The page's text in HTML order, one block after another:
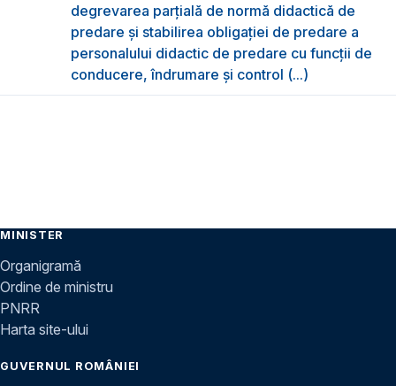
degrevarea parțială de normă didactică de
predare şi stabilirea obligaţiei de predare a
personalului didactic de predare cu funcții de
conducere, îndrumare și control (...)
MINISTER
Organigramă
Ordine de ministru
PNRR
Harta site-ului
GUVERNUL ROMÂNIEI